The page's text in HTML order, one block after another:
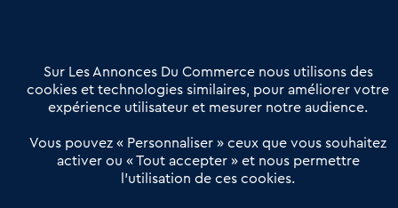
Offres Pro
Actualités
Qui sommes nous ?
Derniers articles
Réseau 3C : un partenaire national dédié aux transactions
Sur Les Annonces Du Commerce nous utilisons des
cookies et technologies similaires, pour améliorer votre
expérience utilisateur et mesurer notre audience.
Vous pouvez « Personnaliser » ceux que vous souhaitez
activer ou « Tout accepter » et nous permettre
l’utilisation de ces cookies.